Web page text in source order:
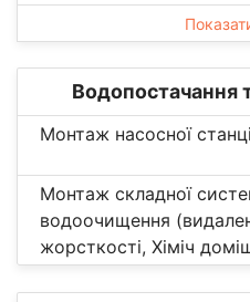
Водопостачання
Монтаж насосної
Монтаж складної
водоочищення
жорсткості, Хіміч